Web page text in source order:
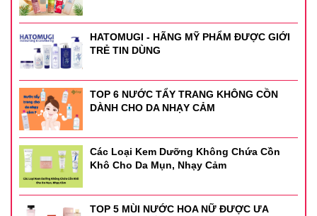
HATOMUGI - HÃNG MỸ PHẨM ĐƯỢC GIỚI
TRẺ TIN DÙNG
TOP 6 NƯỚC TẨY TRANG KHÔNG CỒN
DÀNH CHO DA NHẠY CẢM
Các Loại Kem Dưỡng Không Chứa Cồn
Khô Cho Da Mụn, Nhạy Cảm
TOP 5 MÙI NƯỚC HOA NỮ ĐƯỢC ƯA